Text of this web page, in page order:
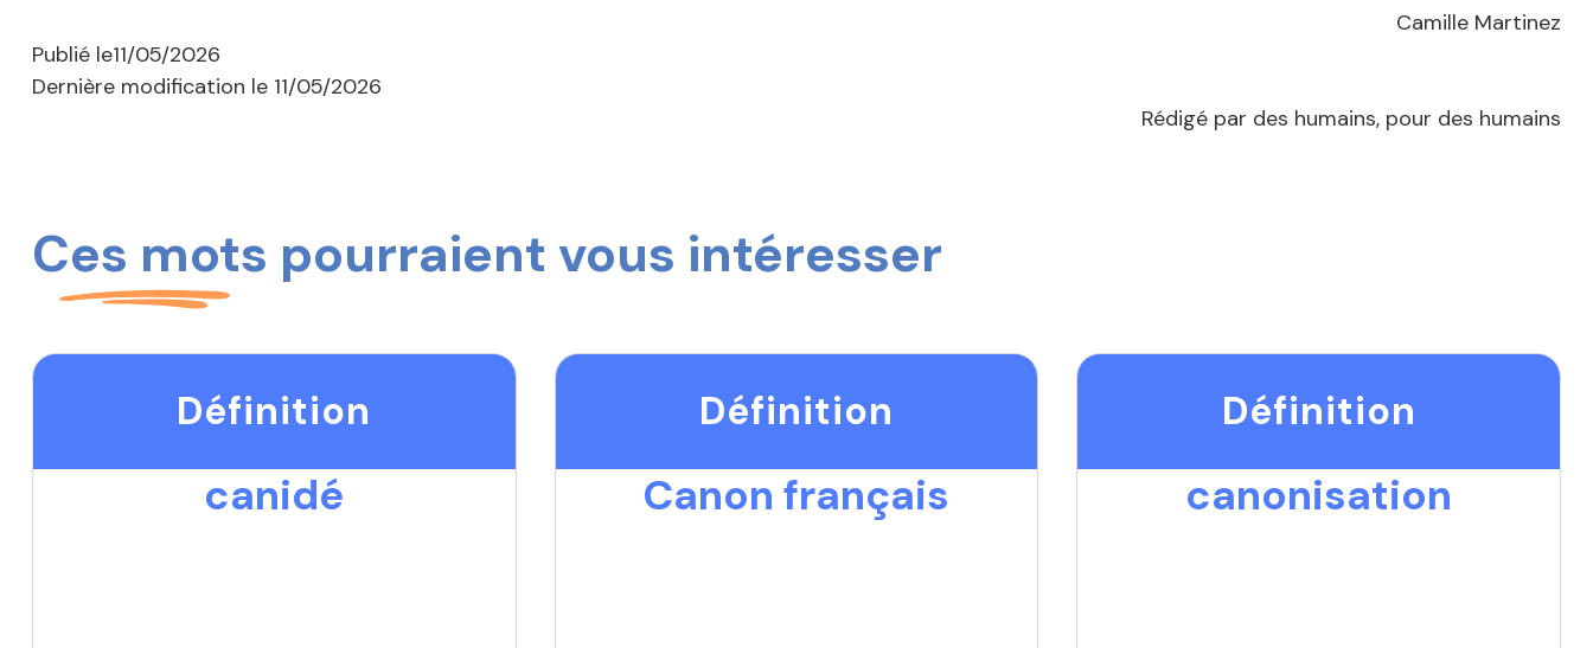
Camille Martinez
Publié le11/05/2026
Dernière modification le 11/05/2026
Rédigé par des humains, pour des humains
Ces mots pourraient vous intéresser
Définition
canidé
Définition
Canon français
Définition
canonisation